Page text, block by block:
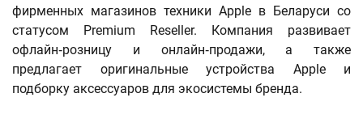
фирменных магазинов техники Apple в Беларуси со
статусом Premium Reseller. Компания развивает
офлайн‑розницу и онлайн‑продажи, а также
предлагает оригинальные устройства Apple и
подборку аксессуаров для экосистемы бренда.